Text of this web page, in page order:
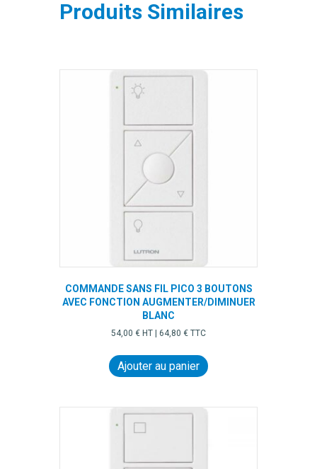
options
sur
Produits Similaires
COMMANDE SANS FIL PICO 3 BOUTONS
AVEC FONCTION AUGMENTER/DIMINUER
BLANC
54,00 € HT | 64,80 € TTC
Ajouter au panier